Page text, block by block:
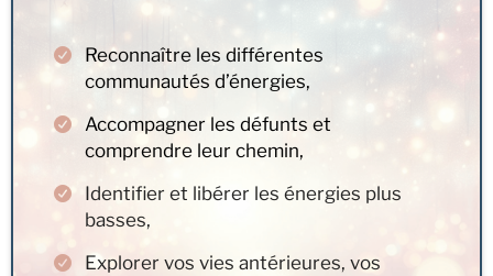
Reconnaître les différentes
communautés d’énergies,
Accompagner les défunts et
comprendre leur chemin,
Identifier et libérer les énergies plus
basses,
Explorer vos vies antérieures, vos